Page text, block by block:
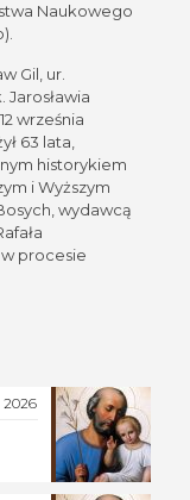
Naukowego
Gil, ur.
Jarosławia
września
63 lata,
historykiem
i Wyższym
wydawcą
procesie
2026